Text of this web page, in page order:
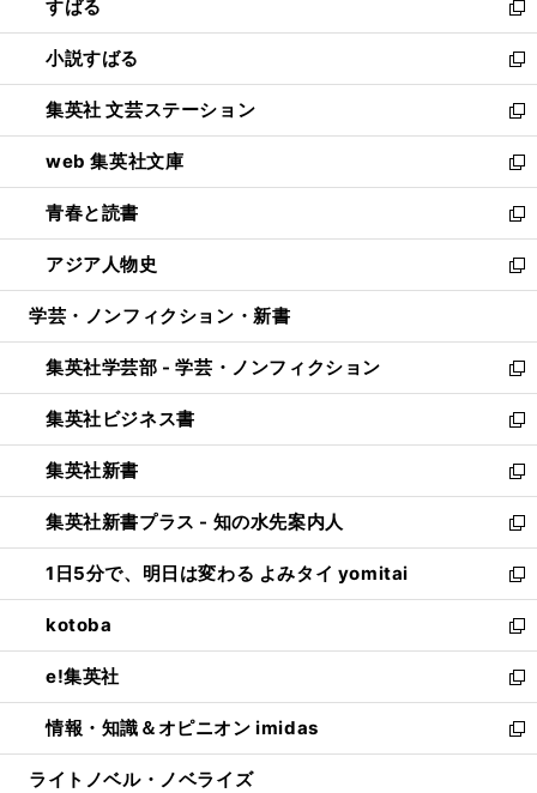
く
で
開
く
ド
ウ
で
開
く
すばる
新
し
い
ウ
ィ
ン
ド
ウ
で
開
く
小説すばる
新
し
い
ウ
ィ
ン
ド
ウ
で
開
集英社 文芸ステーション
新
し
い
ウ
ィ
ン
ド
ウ
開
く
web 集英社文庫
新
し
い
ウ
ィ
ン
ウ
で
開
く
青春と読書
新
し
い
ウ
ン
ド
ウ
で
開
く
アジア人物史
新
し
ウ
ィ
ン
ド
ウ
で
開
く
学芸・ノンフィクション・新書
集英社学芸部 - 学芸・ノンフィクション
新
し
い
ウ
ィ
ン
ド
ウ
で
開
く
集英社ビジネス書
新
し
い
ウ
ィ
ン
ド
ウ
で
開
く
集英社新書
新
し
い
ウ
ィ
ン
ド
ウ
で
開
く
集英社新書プラス - 知の水先案内人
新
し
い
ウ
ィ
ン
ド
ウ
で
開
1日5分で、明日は変わる よみタイ yomitai
新
し
い
ウ
ィ
ン
ド
ウ
kotoba
新
し
い
ウ
ィ
ン
e!集英社
新
し
い
ウ
情報・知識＆オピニオン imidas
新
し
ライトノベル・ノベライズ